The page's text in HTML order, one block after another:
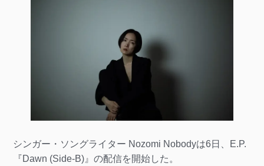
シンガー・ソングライター Nozomi Nobodyは6日、E.P.
『Dawn (Side-B)』の配信を開始した。